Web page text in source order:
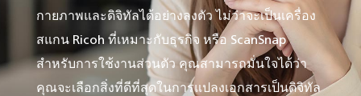
กายภาพและดิจิทัลได้อย่างลงตัว ไม่ว่าจะเป็นเครื่อง
สแกน Ricoh ที่เหมาะกับธุรกิจ หรือ ScanSnap
สำหรับการใช้งานส่วนตัว คุณสามารถมั่นใจได้ว่า
คุณจะเลือกสิ่งที่ดีที่สุดในการแปลงเอกสารเป็นดิจิทัล